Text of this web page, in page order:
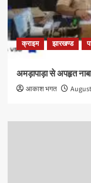
क्राइम झारखण्ड
अमड़ापाड़ा से अपहृत
आकाश भगत